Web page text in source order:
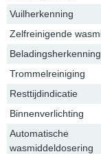
Vuilherkenning
Zelfreinigende
Beladingsherkenning
Trommelreiniging
Resttijdindicatie
Binnenverlichting
Automatische
wasmiddeldosering